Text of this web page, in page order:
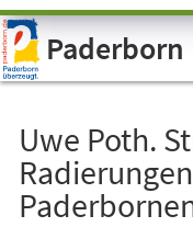
Visuelle
Assistenzsoftware
öffnen.Paderborn
Uwe Poth.